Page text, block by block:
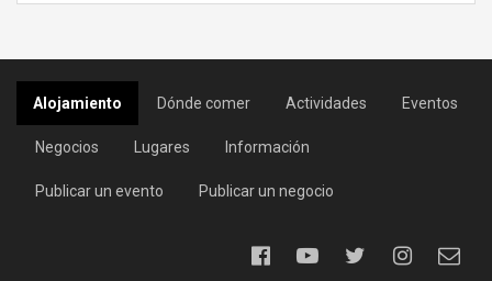
Alojamiento Dónde comer Actividades Eventos
Negocios Lugares Información
Publicar un evento Publicar un negocio